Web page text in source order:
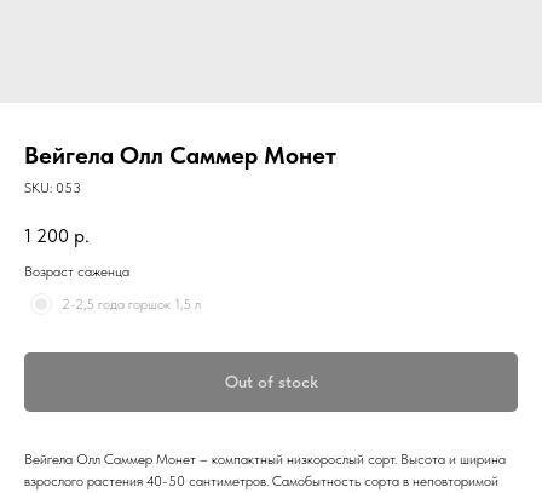
Вейгела Олл Саммер Монет
SKU: 053
1 200 р.
Возраст саженца
2-2,5 года горшок 1,5 л
Out of stock
Вейгела Олл Саммер Монет – компактный низкорослый сорт. Высота и ширина
взрослого растения 40-50 сантиметров. Самобытность сорта в неповторимой